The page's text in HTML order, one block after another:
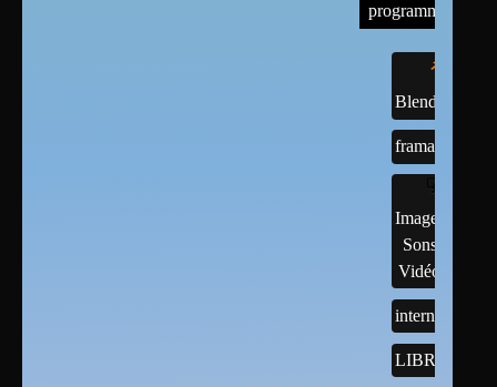
programmes
Blender
framasoft
Images,
Sons,
Vidéos
internet